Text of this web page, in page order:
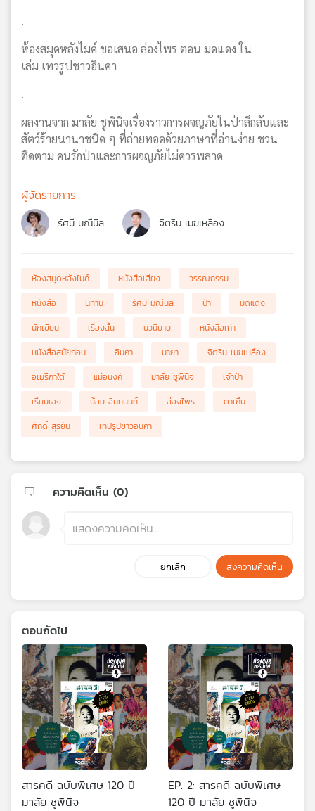
.
ห้องสมุดหลังไมค์ ขอเสนอ ล่องไพร ตอน มดแดง ใน
เล่ม เทวรูปชาวอินคา
.
ผลงานจาก มาลัย ชูพินิจเรื่องราวการผจญภัยในป่าลึกลับและ
สัตว์ร้ายนานาชนิด ๆ ที่ถ่ายทอดด้วยภาษาที่อ่านง่าย ชวน
ติดตาม คนรักป่าและการผจญภัยไม่ควรพลาด
ผู้จัดรายการ
รัศมี มณีนิล จิตริน เมฆเหลือง
ห้องสมุดหลังไมค์ หนังสือเสียง
วรรณกรรม
หนังสือ
นิทาน รัศมี มณีนิล ป่า
มดแดง
นักเขียน
เรื่องสั้น นวนิยาย
หนังสือเก่า
หนังสือสมัยก่อน
อินคา มายา
จิตริน เมฆเหลือง
อเมริกาใต้
แม่อนงค์ มาลัย ชูพินิจ
เจ้าป่า
เรียมเอง
น้อย อินทนนท์ ล่องไพร
ตาเกิ้น
ศักดิ์ สุริยัน
เทปรูปชาวอินคา
ความคิดเห็น (0)
ยกเลิก ส่งความคิดเห็น
ตอนถัดไป
สารคดี ฉบับพิเศษ 120 ปี
มาลัย ชูพินิจ
EP. 2: สารคดี ฉบับพิเศษ
120 ปี มาลัย ชูพินิจ